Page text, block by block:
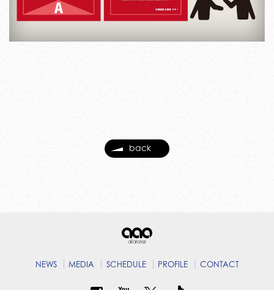
back
NEWS MEDIA SCHEDULE PROFILE CONTACT